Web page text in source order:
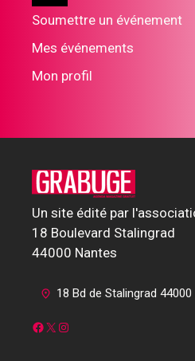
Soumettre un événement
Mes événements
Mon profil
Un site édité par
18 Boulevard Stalingrad
44000 Nantes
18 Bd de Stalingrad 44000
Facebook
X Instagram